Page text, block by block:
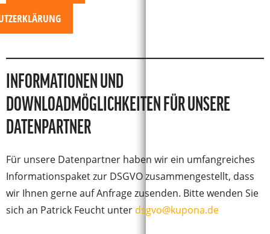
INFORMATIONEN UND
DOWNLOADMÖGLICHKEITEN FÜR UNSERE
DATENPARTNER
Für unsere Datenpartner haben wir ein umfangreiches
Informationspaket zur DSGVO zusammengestellt, dass
wir Ihnen gerne auf Anfrage zusenden. Bitte wenden Sie
sich an Patrick Feucht unter dsgvo@kupona.de